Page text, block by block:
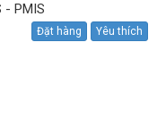
- PMIS
Đặt hàng Yêu thích